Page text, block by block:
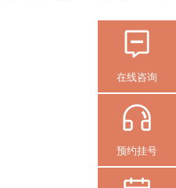
在线咨询
预约挂号